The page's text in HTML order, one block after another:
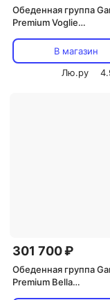
Обеденная группа
Premium Voglie
серый,Светлое
арт.DPVGL.010818.C2
В магазин
Лю.ру
301 700 ₽
Обеденная группа
Premium Bella